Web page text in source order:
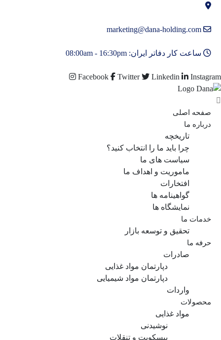
marketing@dana-holding.com
ساعت کار دفاتر ایران: 08:00am - 16:30pm
Facebook Twitter Linkedin Instagram
صفحه اصلی
درباره ما
تاریخچه
چرا باید ما را انتخاب کنید؟
سیاست های ما
ماموریت و اهداف ما
افتخارات
گواهینامه ها
نمایشگاه ها
خدمات ما
تحقیق و توسعه بازار
حرفه ما
صادرات
دپارتمان مواد غذایی
دپارتمان مواد شیمیایی
واردات
محصولات
مواد غذایی
نوشیدنی
بیسکویت و تنقلات